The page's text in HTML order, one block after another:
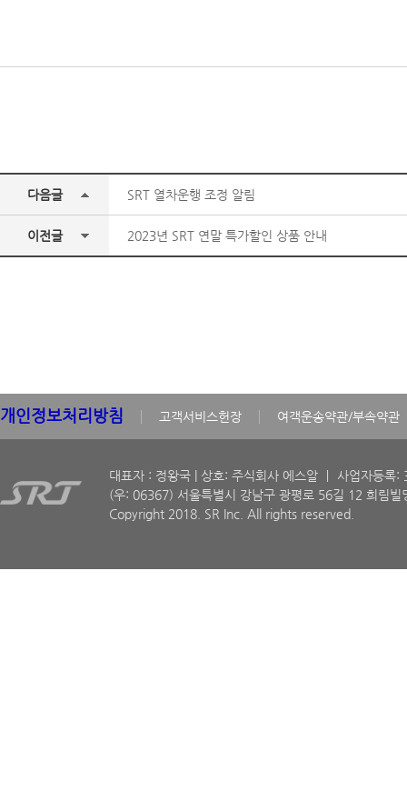
다음글 SRT 열차운행 조정 알림
이전글 2023년 SRT 연말 특가할인 상품 안내
개인정보처리방침 고객서비스헌장 여객운송약관/부속약관
대표자 : 정왕국 | 상호: 주식회사 에스알 ㅣ 사업자등
(우: 06367) 서울특별시 강남구 광평로 56길 12 희림빌
Copyright 2018. SR Inc. All rights reserved.